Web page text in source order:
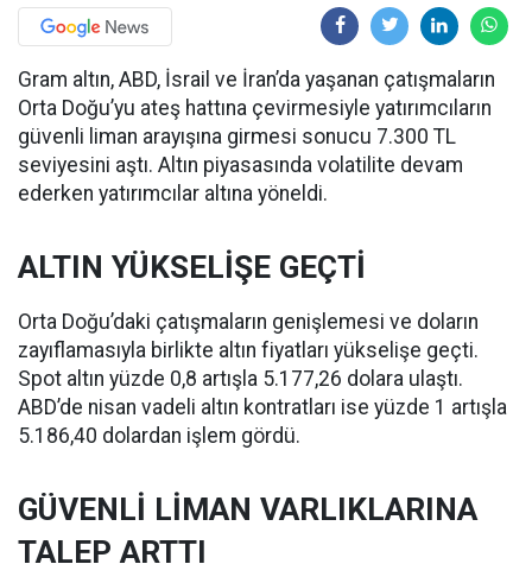
Gram altın, ABD, İsrail ve İran’da yaşanan çatışmaların
Orta Doğu’yu ateş hattına çevirmesiyle yatırımcıların
güvenli liman arayışına girmesi sonucu 7.300 TL
seviyesini aştı. Altın piyasasında volatilite devam
ederken yatırımcılar altına yöneldi.
ALTIN YÜKSELİŞE GEÇTİ
Orta Doğu’daki çatışmaların genişlemesi ve doların
zayıflamasıyla birlikte altın fiyatları yükselişe geçti.
Spot altın yüzde 0,8 artışla 5.177,26 dolara ulaştı.
ABD’de nisan vadeli altın kontratları ise yüzde 1 artışla
5.186,40 dolardan işlem gördü.
GÜVENLİ LİMAN VARLIKLARINA
TALEP ARTTI